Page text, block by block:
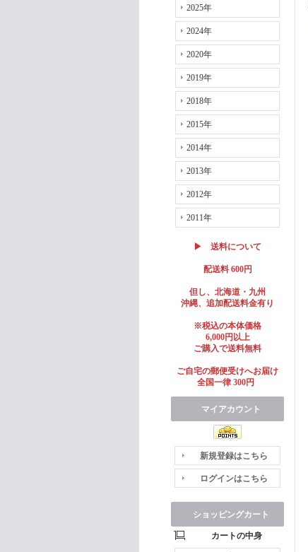
2025年
2024年
2020年
2019年
2018年
2015年
2014年
2013年
2012年
2011年
▶ 送料について
配送料 600円
但し、北海道・九州
沖縄、追加配送料金有り
※税込の本体価格
6,000円以上
ご購入で送料無料
ご自宅の郵便受けへお届け
全国一律 300円
マイアカウント
新規登録はこちら
ログインはこちら
ショッピングカート
カートの中身